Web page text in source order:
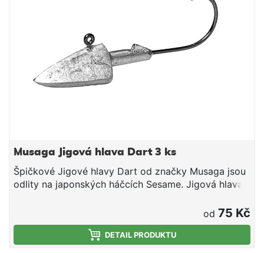
Musaga Jigová hlava Dart 3 ks
Špičkové Jigové hlavy Dart od značky Musaga jsou
odlity na japonských háčcích Sesame. Jigová hlava
jigové hlavy a sceciální tvar šipky umožňuje
rychlejšího dosažení hloubky ve které chceme
chytat. Perfektní pro použití na vertikální mořskou
přívlač ale i na lov propadem.
od 75 Kč
DETAIL PRODUKTU